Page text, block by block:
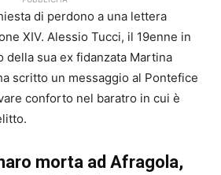
di perdono a una lettera
XIV. Alessio Tucci, il 19enne in
della sua ex fidanzata Martina
scritto un messaggio al Pontefice
conforto nel baratro in cui è
morta ad Afragola,